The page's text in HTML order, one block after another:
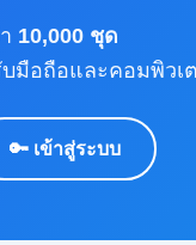
10,000 ชุด
อถือและคอมพิวเตอร์
🔑 เข้าสู่ระบบ